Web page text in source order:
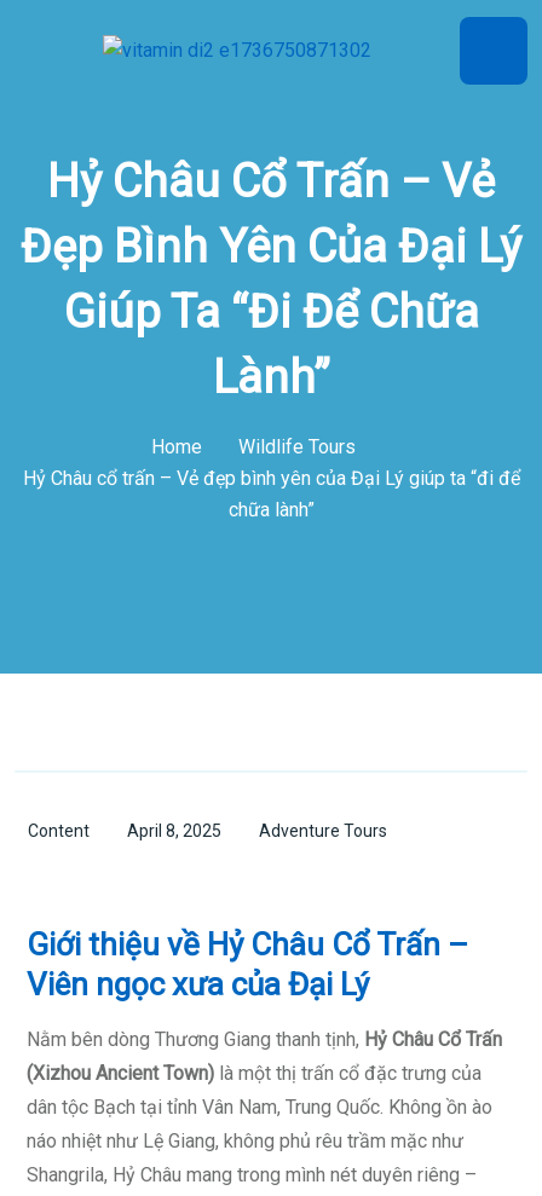
Hỷ Châu Cổ Trấn – Vẻ
Đẹp Bình Yên Của Đại Lý
Giúp Ta “đi Để Chữa
Lành”
Home
Wildlife Tours
Hỷ Châu cổ trấn – Vẻ đẹp bình yên của Đại Lý giúp ta “đi để
chữa lành”
Content April 8, 2025 Adventure Tours
Giới thiệu về Hỷ Châu Cổ Trấn –
Viên ngọc xưa của Đại Lý
Nằm bên dòng Thương Giang thanh tịnh, Hỷ Châu Cổ Trấn
(Xizhou Ancient Town) là một thị trấn cổ đặc trưng của
dân tộc Bạch tại tỉnh Vân Nam, Trung Quốc. Không ồn ào
náo nhiệt như Lệ Giang, không phủ rêu trầm mặc như
Shangrila, Hỷ Châu mang trong mình nét duyên riêng –